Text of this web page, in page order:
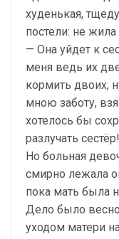
худенькая,
постели: не
— Она уйдет к
меня ведь их
кормить двоих;
мною заботу,
хотелось бы
разлучать
Но больная
смирно лежала
пока мать была
Дело было
уходом матери